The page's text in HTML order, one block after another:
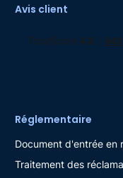
Avis client
Réglementaire
Document d'entrée en
Traitement des